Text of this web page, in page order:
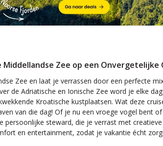
Zakynthos en Split o.b.v.
Zee op een Onvergetelijke
Zee en laat je verrassen door een perfecte
de Adriatische en Ionische Zee word je elke
Kroatische kustplaatsen. Wat deze
van die dag! Of je nu een vroege vogel bent
steward, die je verrast met
en entertainment, zodat je vakantie écht